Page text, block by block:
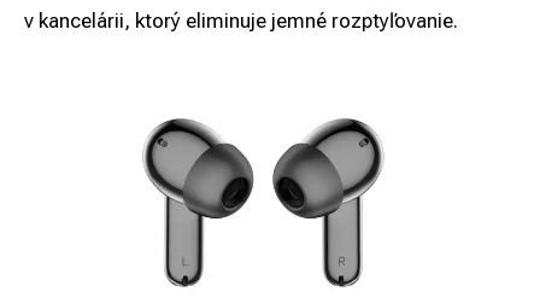
v kancelárii, ktorý eliminuje jemné rozptyľovanie.